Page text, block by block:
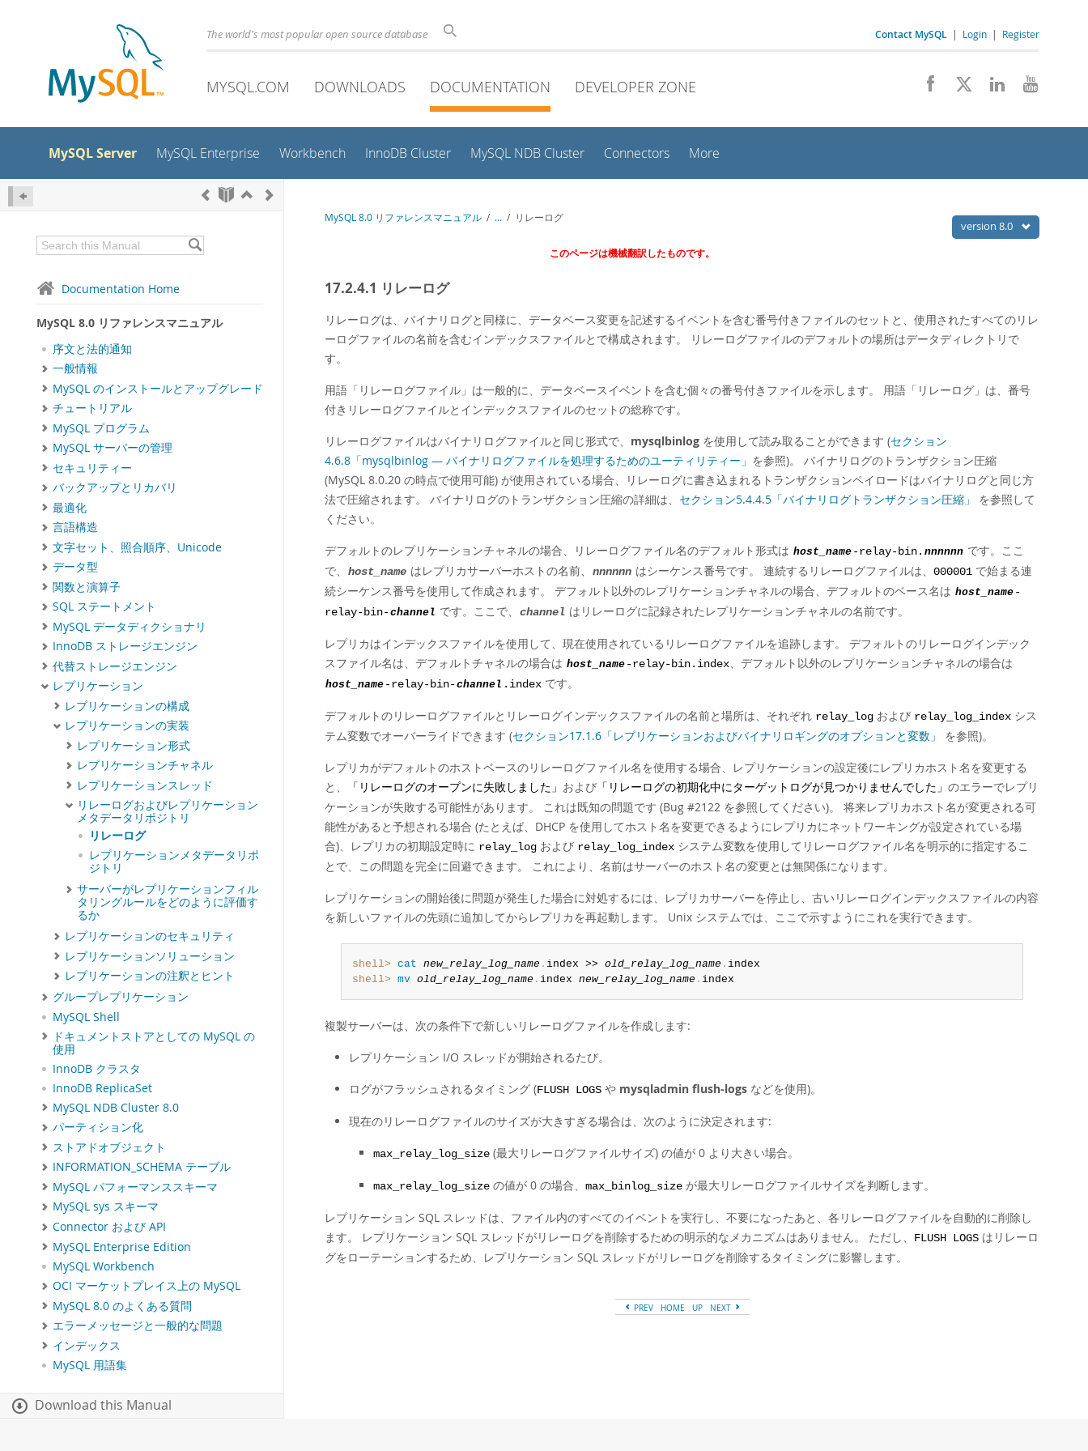
The world's most popular open source database Contact MySQL | Login | Register
MYSQL.COM DOWNLOADS DOCUMENTATION DEVELOPER ZONE
MySQL Server MySQL Enterprise Workbench InnoDB Cluster MySQL NDB Cluster Connectors More
Documentation Home
MySQL 8.0 リファレンスマニュアル
序文と法的通知
一般情報
MySQL のインストールとアップグレード
チュートリアル
MySQL プログラム
MySQL サーバーの管理
セキュリティー
バックアップとリカバリ
最適化
言語構造
文字セット、照合順序、Unicode
データ型
関数と演算子
SQL ステートメント
MySQL データディクショナリ
InnoDB ストレージエンジン
代替ストレージエンジン
レプリケーション
レプリケーションの構成
レプリケーションの実装
レプリケーション形式
レプリケーションチャネル
レプリケーションスレッド
リレーログおよびレプリケーション
メタデータリポジトリ
リレーログ
レプリケーションメタデータリポ
ジトリ
サーバーがレプリケーションフィル
タリングルールをどのように評価す
るか
レプリケーションのセキュリティ
レプリケーションソリューション
レプリケーションの注釈とヒント
グループレプリケーション
MySQL Shell
ドキュメントストアとしての MySQL の
使用
InnoDB クラスタ
InnoDB ReplicaSet
MySQL NDB Cluster 8.0
パーティション化
ストアドオブジェクト
INFORMATION_SCHEMA テーブル
MySQL パフォーマンススキーマ
MySQL sys スキーマ
Connector および API
MySQL Enterprise Edition
MySQL Workbench
OCI マーケットプレイス上の MySQL
MySQL 8.0 のよくある質問
エラーメッセージと一般的な問題
インデックス
MySQL 用語集
Download this Manual
version 8.0
MySQL 8.0 リファレンスマニュアル / ... / リレーログ
このページは機械翻訳したものです。
17.2.4.1 リレーログ
リレーログは、バイナリログと同様に、データベース変更を記述するイベントを含む番号付きファイルのセットと、使用されたすべてのリレ
ーログファイルの名前を含むインデックスファイルとで構成されます。 リレーログファイルのデフォルトの場所はデータディレクトリで
す。
用語 「 リレーログファイル 」 は一般的に、データベースイベントを含む個々の番号付きファイルを示します。 用語 「 リレーログ 」 は、番号
付きリレーログファイルとインデックスファイルのセットの総称です。
リレーログファイルはバイナリログファイルと同じ形式で、 mysqlbinlog を使用して読み取ることができます (セクション
4.6.8「mysqlbinlog — バイナリログファイルを処理するためのユーティリティー」 を参照)。 バイナリログのトランザクション圧縮
(MySQL 8.0.20 の時点で使用可能) が使用されている場合、リレーログに書き込まれるトランザクションペイロードはバイナリログと同じ方
法で圧縮されます。 バイナリログのトランザクション圧縮の詳細は、 セクション5.4.4.5「バイナリログトランザクション圧縮」
を参照して
ください。
デフォルトのレプリケーションチャネルの場合、リレーログファイル名のデフォルト形式は host_name -relay-bin. nnnnnn です。ここ
で、
host_name はレプリカサーバーホストの名前、 nnnnnn はシーケンス番号です。 連続するリレーログファイルは、 000001 で始まる連
続シーケンス番号を使用して作成されます。 デフォルト以外のレプリケーションチャネルの場合、デフォルトのベース名は host_name -
relay-bin-channel です。ここで、 channel はリレーログに記録されたレプリケーションチャネルの名前です。
レプリカはインデックスファイルを使用して、現在使用されているリレーログファイルを追跡します。 デフォルトのリレーログインデック
スファイル名は、デフォルトチャネルの場合は host_name -relay-bin.index、デフォルト以外のレプリケーションチャネルの場合は
host_name -relay-bin-channel .index です。
デフォルトのリレーログファイルとリレーログインデックスファイルの名前と場所は、それぞれ relay_log および relay_log_index シス
テム変数でオーバーライドできます (セクション17.1.6「レプリケーションおよびバイナリロギングのオプションと変数」 を参照)。
レプリカがデフォルトのホストベースのリレーログファイル名を使用する場合、レプリケーションの設定後にレプリカホスト名を変更する
と、
「リレーログのオープンに失敗しました」 および 「リレーログの初期化中にターゲットログが見つかりませんでした」 のエラーでレプリ
ケーションが失敗する可能性があります。 これは既知の問題です (Bug #2122 を参照してください)。 将来レプリカホスト名が変更される可
能性があると予想される場合 (たとえば、DHCP を使用してホスト名を変更できるようにレプリカにネットワーキングが設定されている場
合)、レプリカの初期設定時に relay_log および relay_log_index システム変数を使用してリレーログファイル名を明示的に指定するこ
とで、この問題を完全に回避できます。 これにより、名前はサーバーのホスト名の変更とは無関係になります。
レプリケーションの開始後に問題が発生した場合に対処するには、レプリカサーバーを停止し、古いリレーログインデックスファイルの内容
を新しいファイルの先頭に追加してからレプリカを再起動します。 Unix システムでは、ここで示すようにこれを実行できます。
shell> cat new_relay_log_name . index >> old_relay_log_name .
shell> mv old_relay_log_name . index new_relay_log_name . index
複製サーバーは、次の条件下で新しいリレーログファイルを作成します:
レプリケーション I/O スレッドが開始されるたび。
ログがフラッシュされるタイミング (FLUSH LOGS や mysqladmin flush-logs などを使用)。
現在のリレーログファイルのサイズが大きすぎる場合は、次のように決定されます:
max_relay_log_size (最大リレーログファイルサイズ) の値が 0 より大きい場合。
max_relay_log_size の値が 0 の場合、 max_binlog_size が最大リレーログファイルサイズを判断します。
レプリケーション SQL スレッドは、ファイル内のすべてのイベントを実行し、不要になったあと、各リレーログファイルを自動的に削除し
ます。 レプリケーション SQL スレッドがリレーログを削除するための明示的なメカニズムはありません。 ただし、
FLUSH LOGS はリレーロ
グをローテーションするため、レプリケーション SQL スレッドがリレーログを削除するタイミングに影響します。
PREV HOME UP NEXT